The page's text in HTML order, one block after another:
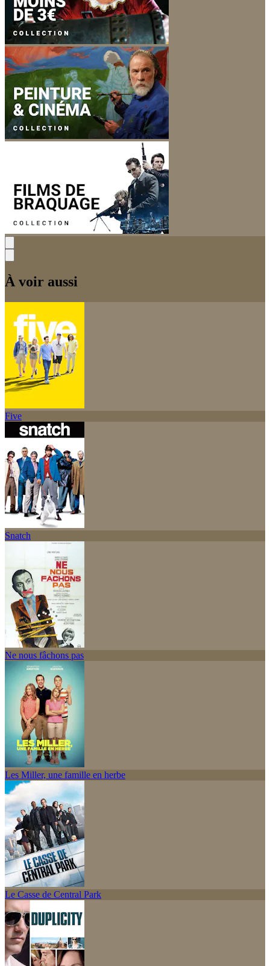
À voir aussi
Five
Snatch
Ne nous fâchons pas
Les Miller, une famille en herbe
Le Casse de Central Park